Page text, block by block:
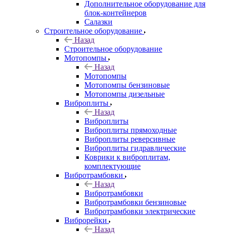
Дополнительное оборудование для
блок-контейнеров
Салазки
Строительное оборудование
Назад
Строительное оборудование
Мотопомпы
Назад
Мотопомпы
Мотопомпы бензиновые
Мотопомпы дизельные
Виброплиты
Назад
Виброплиты
Виброплиты прямоходные
Виброплиты реверсивные
Виброплиты гидравлические
Коврики к виброплитам,
комплектующие
Вибротрамбовки
Назад
Вибротрамбовки
Вибротрамбовки бензиновые
Вибротрамбовки электрические
Виброрейки
Назад